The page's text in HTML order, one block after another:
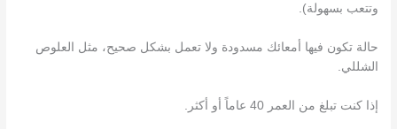
وتتعب بسهولة).
حالة تكون فيها أمعائك مسدودة ولا تعمل بشكل صحيح، مثل العلوص
الشللي.
إذا كنت تبلغ من العمر 40 عاماً أو أكثر.